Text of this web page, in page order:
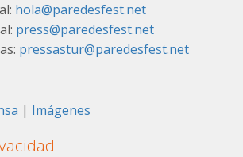
hola@paredesfest.net
press@paredesfest.net
pressastur@paredesfest.net
| Imágenes